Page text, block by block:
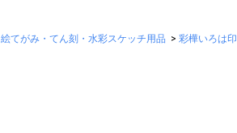
絵てがみ・てん刻・水彩スケッチ用品 > 彩樺いろは印